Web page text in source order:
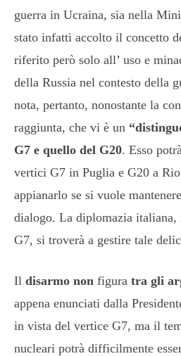
guerra in Ucraina, sia nella
stato infatti accolto il concetto
riferito però solo all’ uso e
della Russia nel contesto della
nota, pertanto, nonostante la
raggiunta, che vi è un
G7 e quello del G20. Esso
vertici G7 in Puglia e G20 a
appianarlo se si vuole
dialogo. La diplomazia italiana,
G7, si troverà a gestire tale
Il disarmo non figura tra gli
appena enunciati dalla
in vista del vertice G7, ma il
nucleari potrà difficilmente